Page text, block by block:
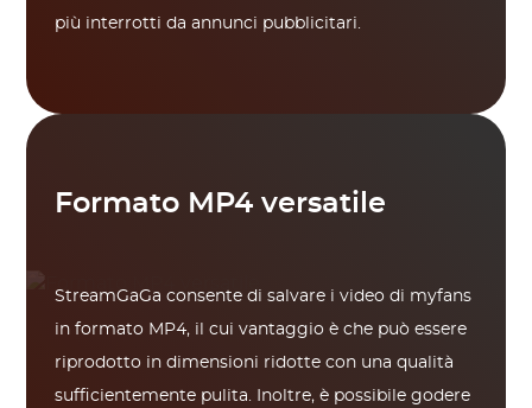
più interrotti da annunci pubblicitari.
Formato MP4 versatile
StreamGaGa consente di salvare i video di myfans
in formato MP4, il cui vantaggio è che può essere
riprodotto in dimensioni ridotte con una qualità
sufficientemente pulita. Inoltre, è possibile godere